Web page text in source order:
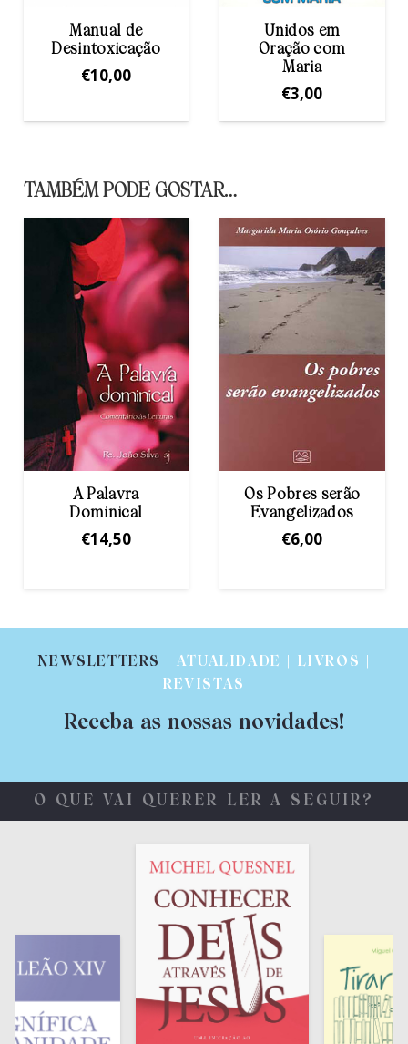
Unidos em
Oração com
Maria
Vontade de Deus,
Caminhos de
Felicidade
€4,00
TAMBÉM PODE GOSTAR…
Os Pobres serão
Evangelizados
€6,00
Novo Testamento
€10,00
NEWSLETTERS
| ATUALIDADE | LIVROS |
REVISTAS
Receba as nossas novidades!
O QUE VAI QUERER LER A SEGUIR?